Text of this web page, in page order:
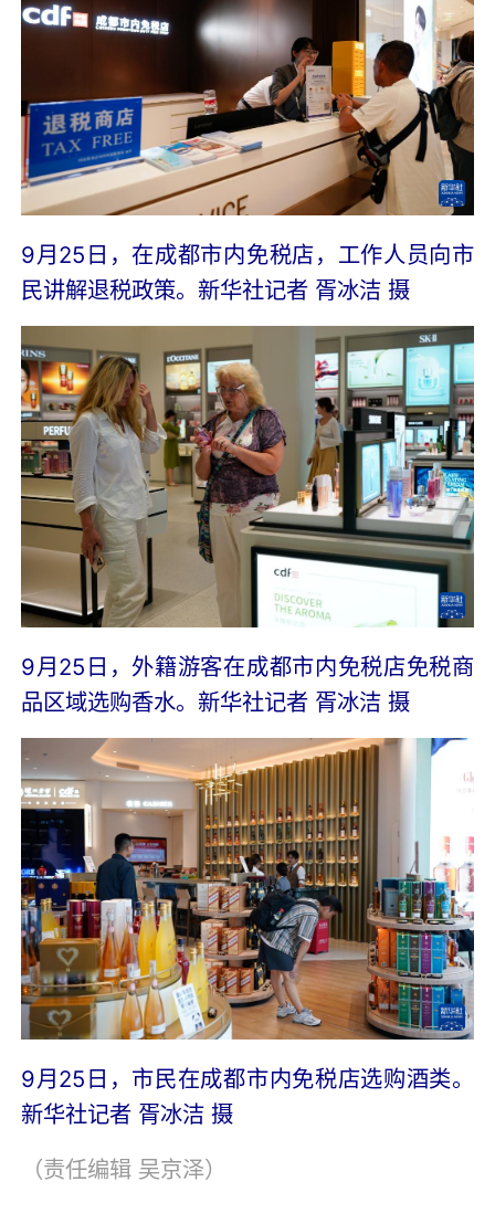
9月25日，在成都市内免税店，工作人员向市
民讲解退税政策。 新华社记者 胥冰洁 摄
9月25日，外籍游客在成都市内免税店免税商
品区域选购香水。 新华社记者 胥冰洁 摄
9月25日，市民在成都市内免税店选购酒类。
新华社记者 胥冰洁 摄
（责任编辑 吴京泽）